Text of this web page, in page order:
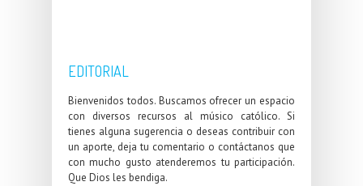
EDITORIAL
Bienvenidos todos. Buscamos ofrecer un espacio
con diversos recursos al músico católico. Si
tienes alguna sugerencia o deseas contribuir con
un aporte, deja tu comentario o contáctanos que
con mucho gusto atenderemos tu participación.
Que Dios les bendiga.